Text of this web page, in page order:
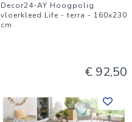
Decor24-AY Hoogpolig
vloerkleed Life - terra - 160x230
cm
€ 92,50